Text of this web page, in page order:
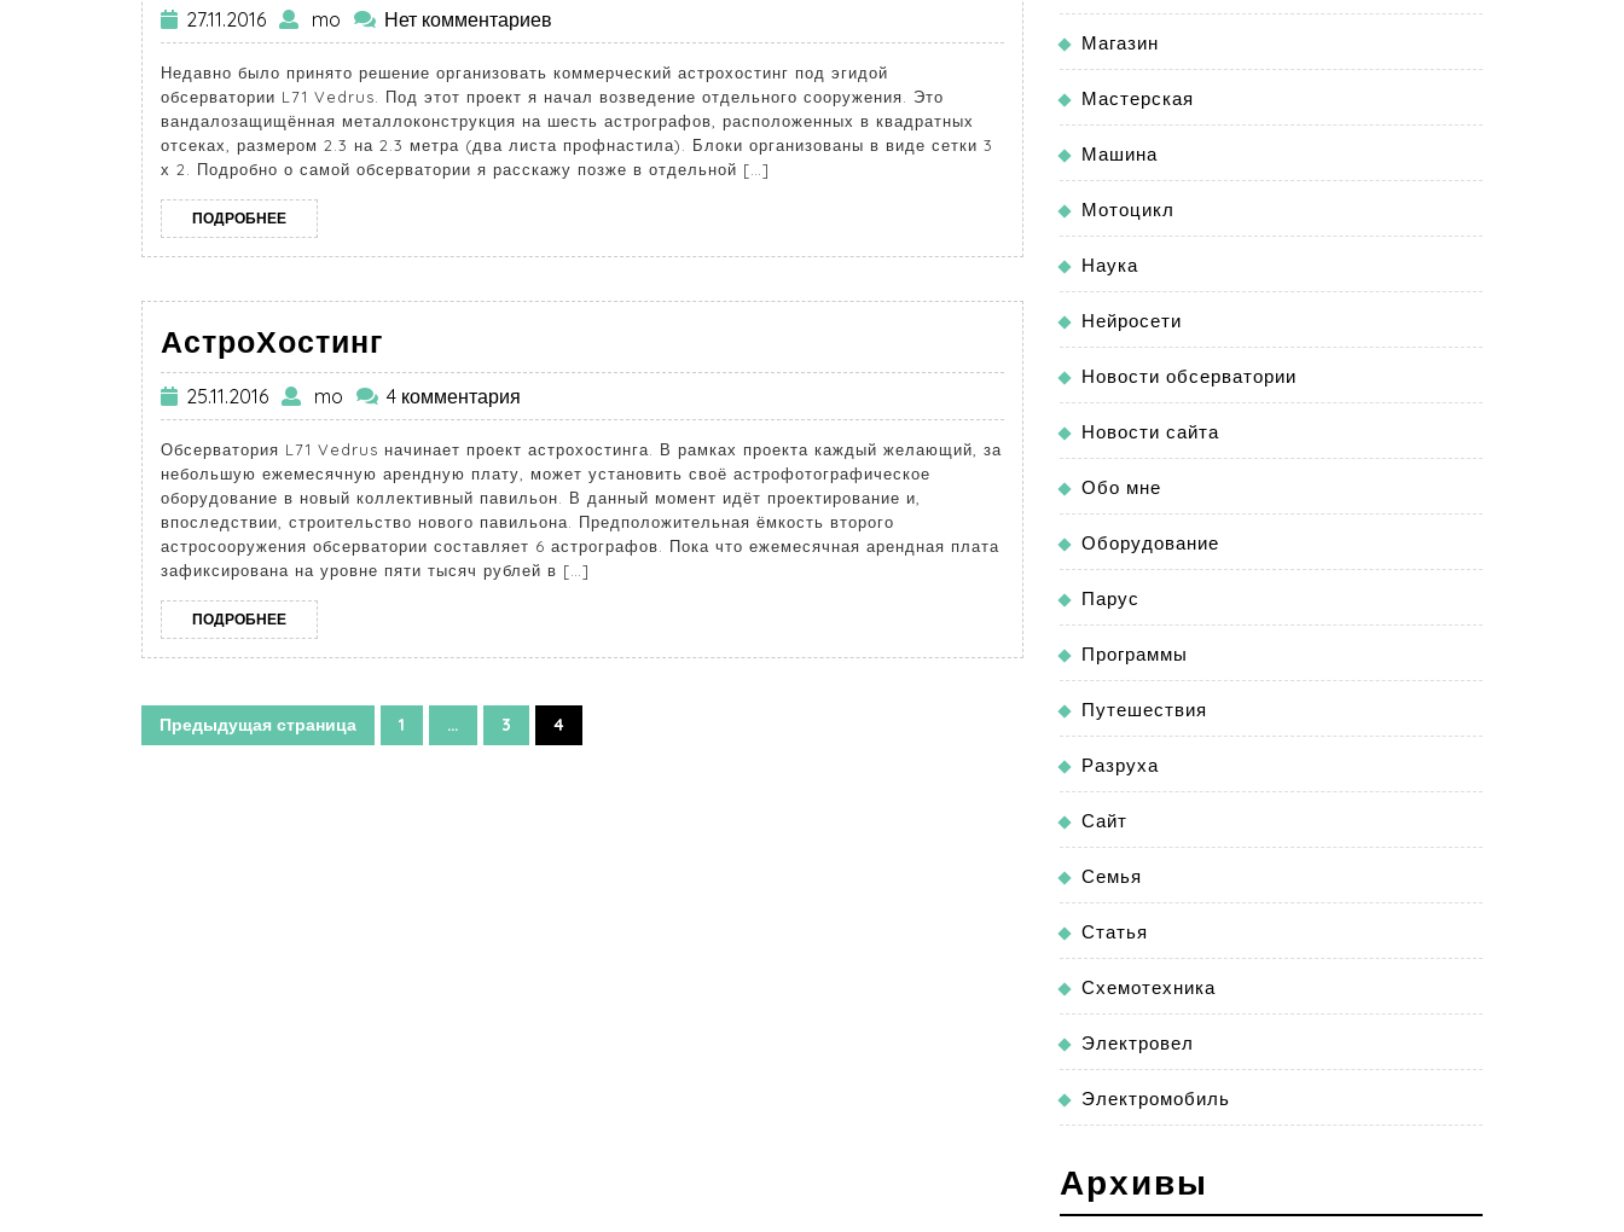
27.11.2016 mo Нет комментариев
Недавно было принято решение организовать коммерческий астрохостинг под эгидой
обсерватории L71 Vedrus. Под этот проект я начал возведение отдельного сооружения. Это
вандалозащищённая металлоконструкция на шесть астрографов, расположенных в квадратных
отсеках, размером 2.3 на 2.3 метра (два листа профнастила). Блоки организованы в виде сетки 3
х 2. Подробно о самой обсерватории я расскажу позже в отдельной […]
ПОДРОБНЕЕ
АстроХостинг
25.11.2016 mo 4 комментария
Обсерватория L71 Vedrus начинает проект астрохостинга. В рамках проекта каждый желающий, за
небольшую ежемесячную арендную плату, может установить своё астрофотографическое
оборудование в новый коллективный павильон. В данный момент идёт проектирование и,
впоследствии, строительство нового павильона. Предположительная ёмкость второго
астросооружения обсерватории составляет 6 астрографов. Пока что ежемесячная арендная плата
зафиксирована на уровне пяти тысяч рублей в […]
ПОДРОБНЕЕ
Предыдущая страница 1 … 3 4
Магазин
Мастерская
Машина
Мотоцикл
Наука
Нейросети
Новости обсерватории
Новости сайта
Обо мне
Оборудование
Парус
Программы
Путешествия
Разруха
Сайт
Семья
Статья
Схемотехника
Электровел
Электромобиль
Архивы